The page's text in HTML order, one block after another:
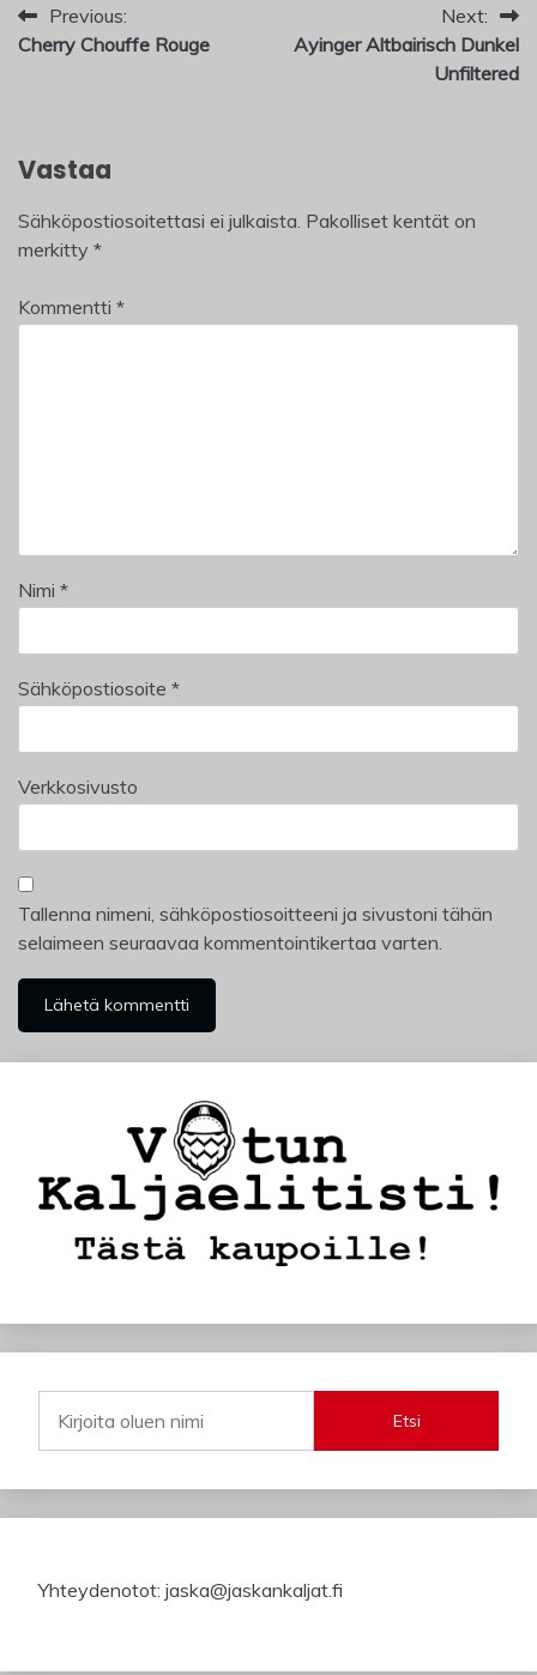
Artikkelien
selaus
Previous:
Cherry Chouffe Rouge
Next:
Ayinger Altbairisch Dunkel
Unfiltered
Vastaa
Sähköpostiosoitettasi ei julkaista. Pakolliset kentät on
merkitty *
Kommentti *
Nimi *
Sähköpostiosoite *
Verkkosivusto
Tallenna nimeni, sähköpostiosoitteeni ja sivustoni tähän
selaimeen seuraavaa kommentointikertaa varten.
Etsi
Yhteydenotot: jaska@jaskankaljat.fi